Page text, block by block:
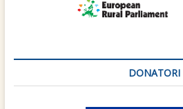
DONATORI